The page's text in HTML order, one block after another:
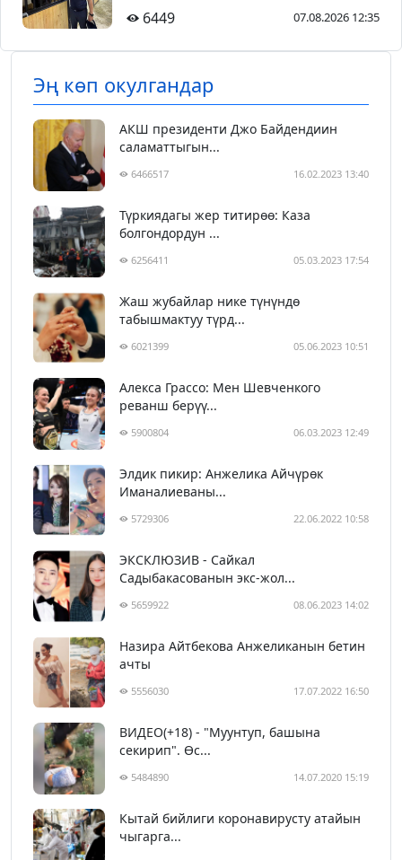
6449 07.08.2026 12:35
Эң көп окулгандар
АКШ президенти Джо Байдендиин
саламаттыгын...
6466517 16.02.2023 13:40
Түркиядагы жер титирөө: Каза
болгондордун ...
6256411 05.03.2023 17:54
Жаш жубайлар нике түнүндө
табышмактуу түрд...
6021399 05.06.2023 10:51
Алекса Грассо: Мен Шевченкого
реванш берүү...
5900804 06.03.2023 12:49
Элдик пикир: Анжелика Айчүрөк
Иманалиеваны...
5729306 22.06.2022 10:58
ЭКСКЛЮЗИВ - Сайкал
Садыбакасованын экс-жол...
5659922 08.06.2023 14:02
Назира Айтбекова Анжеликанын бетин
ачты
5556030 17.07.2022 16:50
ВИДЕО(+18) - "Муунтуп, башына
секирип". Өс...
5484890 14.07.2020 15:19
Кытай бийлиги коронавирусту атайын
чыгарга...